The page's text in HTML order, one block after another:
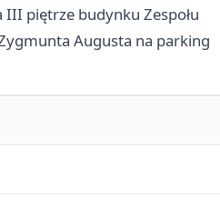
piętrze budynku Zespołu
Augusta na parking